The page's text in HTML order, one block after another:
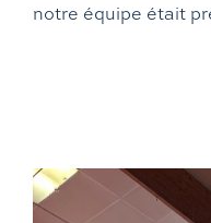
notre équipe était